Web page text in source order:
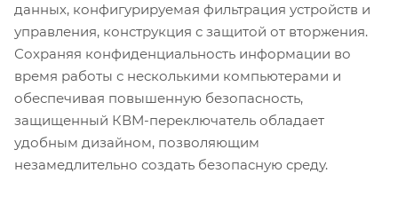
данных, конфигурируемая фильтрация устройств и
управления, конструкция с защитой от вторжения.
Сохраняя конфиденциальность информации во
время работы с несколькими компьютерами и
обеспечивая повышенную безопасность,
защищенный КВМ-переключатель обладает
удобным дизайном, позволяющим
незамедлительно создать безопасную среду.